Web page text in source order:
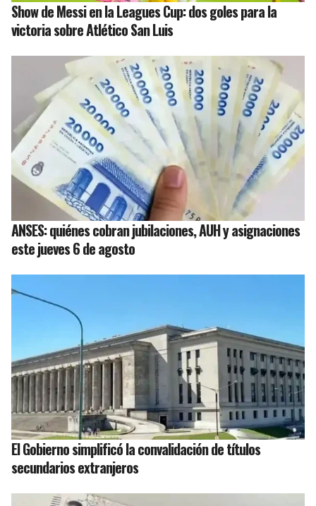
Show de Messi en la Leagues Cup: dos goles para la
victoria sobre Atlético San Luis
ANSES: quiénes cobran jubilaciones, AUH y asignaciones
este jueves 6 de agosto
El Gobierno simplificó la convalidación de títulos
secundarios extranjeros